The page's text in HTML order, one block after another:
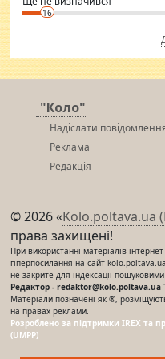
16
"Коло"
Надіслати
Реклама
Редакція
© 2026 «Kolo.poltava.ua
права захищені!
При використанні матеріалів
гіперпосилання на сайт
не закрите для індексації
Редактор - redaktor@kolo.poltava.ua
Матеріали позначені як ®,
на правах реклами.
Розроблено за підтримки IREX та
(UMPP)